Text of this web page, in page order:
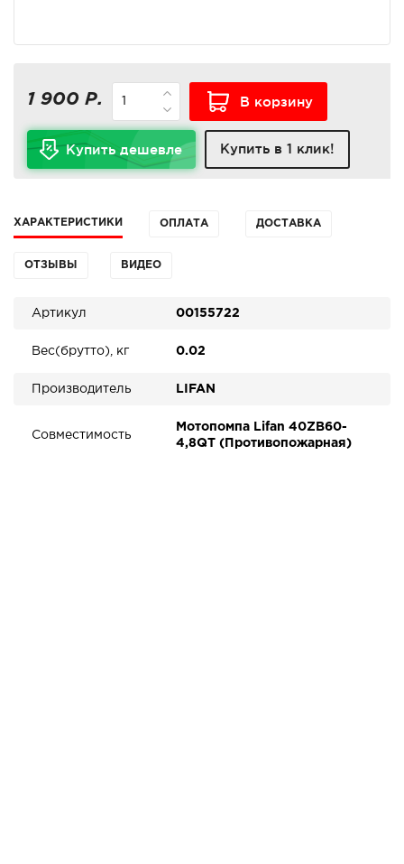
1 900 Р. В корзину
Купить дешевле Купить в 1 клик!
ХАРАКТЕРИСТИКИ ОПЛАТА ДОСТАВКА
ОТЗЫВЫ ВИДЕО
Артикул 00155722
Вес(брутто), кг 0.02
Производитель LIFAN
Совместимость
Мотопомпа Lifan 40ZB60-
4,8QT (Противопожарная)